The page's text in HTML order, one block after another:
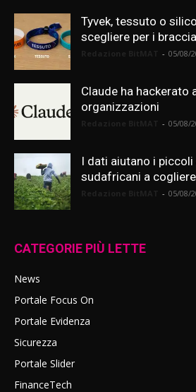
Tyvek, tessuto o
scegliere per i
- 05/08/
Claude ha hackerato
organizzazioni
- 05/08/
I dati aiutano i
sudafricani a
- 05/08/
CATEGORIE PIÙ LETTE
News
Portale Focus On
Portale Evidenza
Sicurezza
Portale Slider
FinanceTech